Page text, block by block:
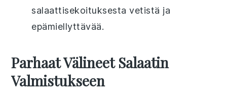
salaattisekoituksesta vetistä ja
epämiellyttävää.
Parhaat Välineet Salaatin
Valmistukseen